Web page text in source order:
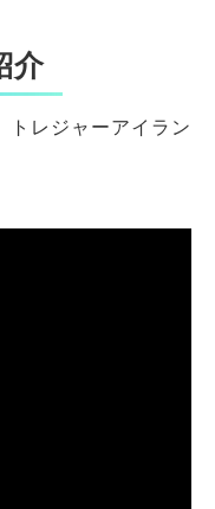
介
トレジャーアイラン